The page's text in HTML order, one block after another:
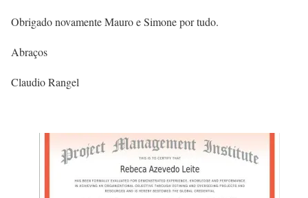
Obrigado novamente Mauro e Simone por tudo.
Abraços
Claudio Rangel